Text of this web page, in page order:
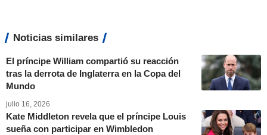
Noticias similares
El príncipe William compartió su reacción
tras la derrota de Inglaterra en la Copa del
Mundo
julio 16, 2026
Kate Middleton revela que el príncipe Louis
sueña con participar en Wimbledon